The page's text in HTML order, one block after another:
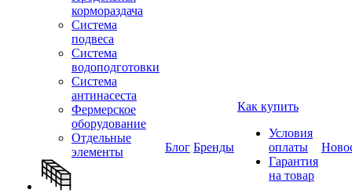
кормораздача
Система
подвеса
Система
водоподготовки
Система
антинасеста
Фермерское
оборудование
Отдельные
элементы
Блог Бренды
Как купить
Условия
оплаты
Гарантия
на товар